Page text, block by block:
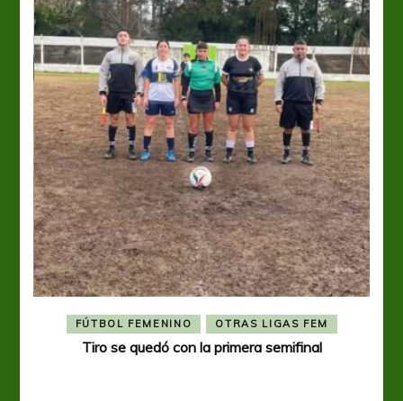
FÚTBOL FEMENINO OTRAS LIGAS FEM
Tiro se quedó con la primera semifinal